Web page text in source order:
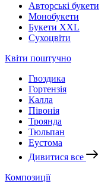
Авторські букети
Монобукети
Букети XXL
Cухоцвіти
Квіти поштучно
Гвоздика
Гортензія
Калла
Півонія
Троянда
Тюльпан
Еустома
Дивитися все
Композиції